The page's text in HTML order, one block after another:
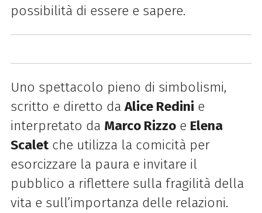
possibilità di essere e sapere.
Uno spettacolo pieno di simbolismi,
scritto e diretto daAlice Redini e
interpretato da Marco Rizzoe Elena
Scaletche utilizza la comicità per
esorcizzare la paura e invitare il
pubblico a riflettere sulla fragilità della
vita e sull’importanza delle relazioni.